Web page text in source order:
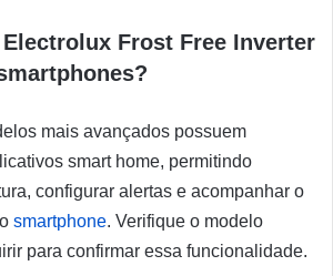
Frost Free Inverter
mais avançados possuem
smart home, permitindo
configurar alertas e acompanhar o
smartphone. Verifique o modelo
para confirmar essa funcionalidade.